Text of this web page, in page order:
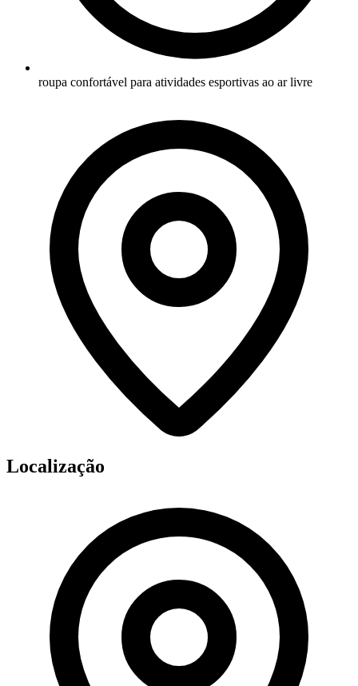
roupa confortável para atividades esportivas ao ar livre
Localização